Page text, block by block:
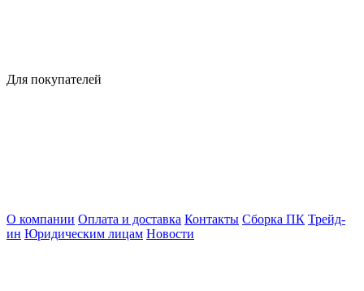
Для покупателей
О компании Оплата и доставка Контакты Сборка ПК Трейд-
ин Юридическим лицам Новости